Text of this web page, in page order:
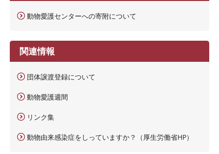
動物愛護センターへの寄附について
関連情報
団体譲渡登録について
動物愛護週間
リンク集
動物由来感染症をしっていますか？（厚生労働省HP）